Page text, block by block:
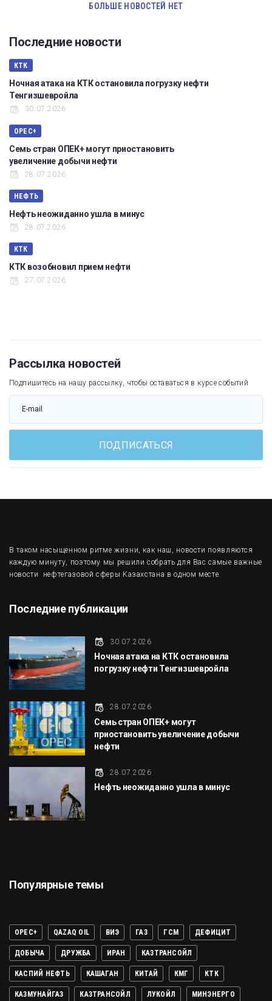
БОЛЬШЕ НОВОСТЕЙ НЕТ
Последние новости
КТК
Ночная атака на КТК остановила погрузку нефти
Тенгизшевройла
30.07.2026
OPEC+
Семь стран ОПЕК+ могут приостановить
увеличение добычи нефти
28.07.2026
НЕФТЬ
Нефть неожиданно ушла в минус
28.07.2026
КТК
КТК возобновил прием нефти
27.07.2026
Рассылка новостей
Подпишитесь на нашу рассылку, чтобы оставаться в курсе событий
ПОДПИСАТЬСЯ
В таком насыщенном ритме жизни, как наш, новости появляются
каждую минуту, поэтому мы решили собрать для Вас самые важные
новости нефтегазовой сферы Казахстана в одном месте.
Последние публикации
30.07.2026
Ночная атака на КТК остановила
погрузку нефти Тенгизшевройла
28.07.2026
Семь стран ОПЕК+ могут
приостановить увеличение добычи
нефти
28.07.2026
Нефть неожиданно ушла в минус
Популярные темы
OPEC+ QAZAQ OIL ВИЭ ГАЗ ГСМ ДЕФИЦИТ
ДОБЫЧА ДРУЖБА ИРАН КАЗТРАНСОЙЛ
КАСПИЙ НЕФТЬ КАШАГАН КИТАЙ КМГ КТК
КАЗМУНАЙГАЗ КАЗТРАНСОЙЛ ЛУКОЙЛ МИНЭНЕРГО